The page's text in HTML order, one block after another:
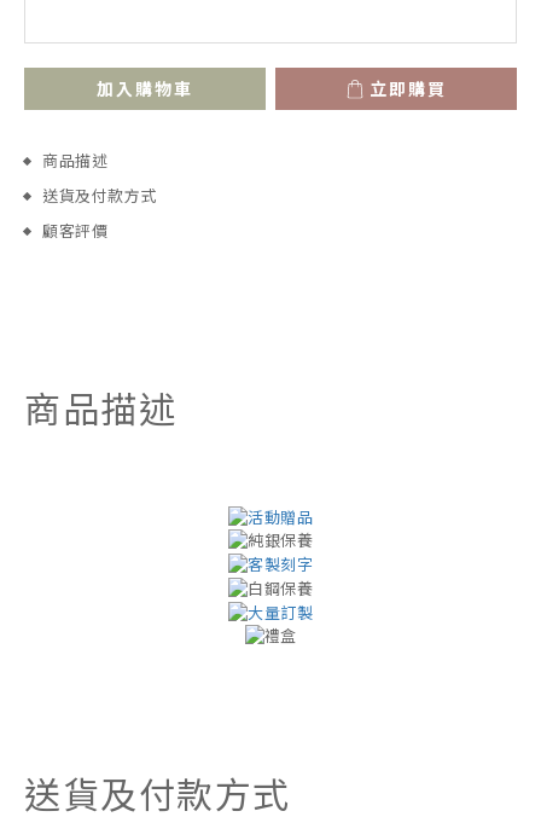
加入購物車 立即購買
商品描述
送貨及付款方式
顧客評價
商品描述
送貨及付款方式